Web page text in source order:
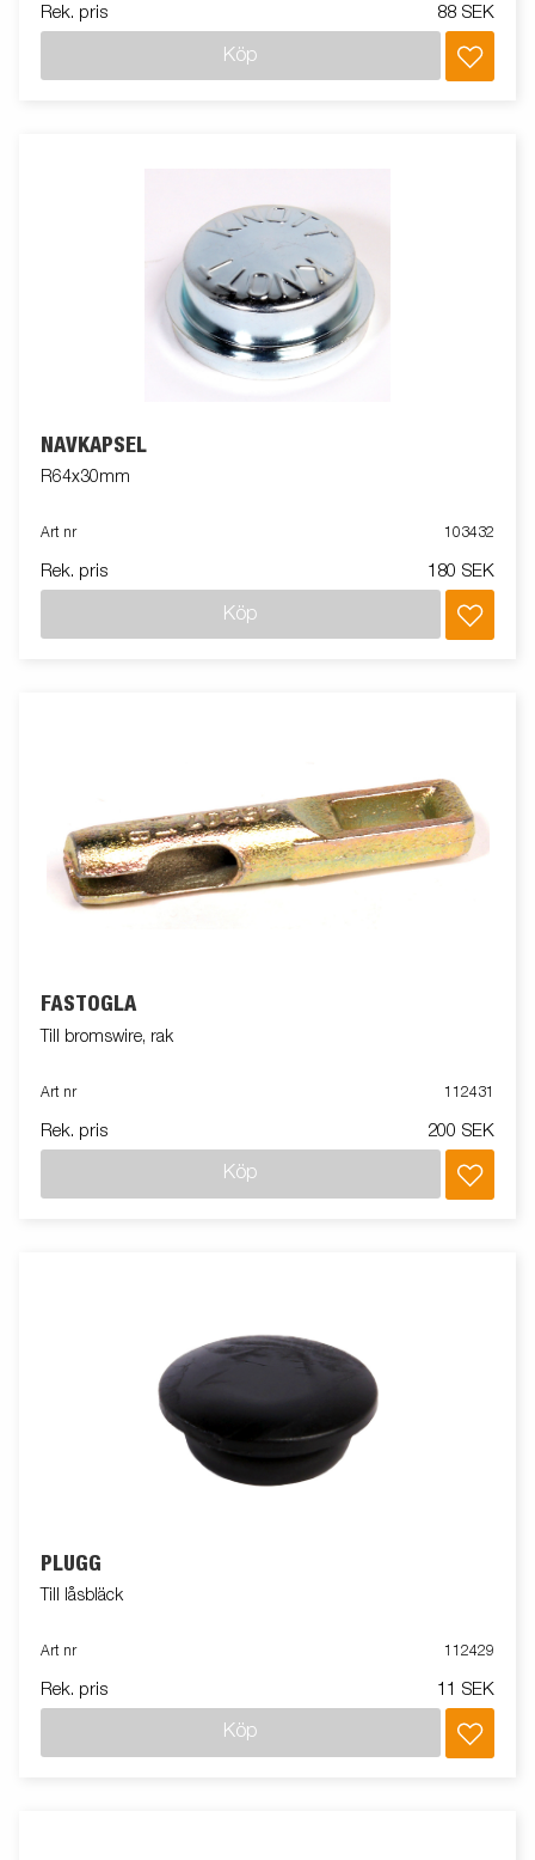
Rek. pris 88 SEK
Köp
NAVKAPSEL
R64x30mm
Art nr 103432
Rek. pris 180 SEK
Köp
FÄSTÖGLA
Till bromswire, rak
Art nr 112431
Rek. pris 200 SEK
Köp
PLUGG
Till låsbläck
Art nr 112429
Rek. pris 11 SEK
Köp